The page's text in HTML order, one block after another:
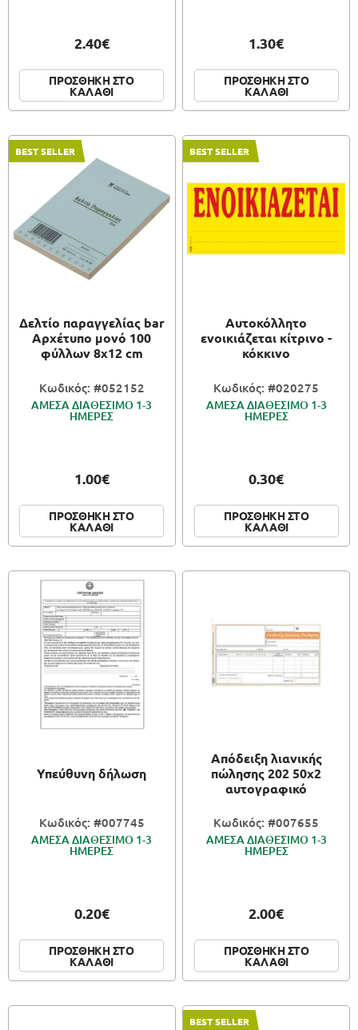
2.40€
ΠΡΟΣΘΗΚΗ ΣΤΟ
ΚΑΛΑΘΙ
1.30€
ΠΡΟΣΘΗΚΗ ΣΤΟ
ΚΑΛΑΘΙ
BEST SELLER
Δελτίο παραγγελίας bar
Αρχέτυπο μονό 100
φύλλων 8x12 cm
Κωδικός: #052152
ΑΜΕΣΑ ΔΙΑΘΕΣΙΜΟ 1-3
ΗΜΕΡΕΣ
1.00€
ΠΡΟΣΘΗΚΗ ΣΤΟ
ΚΑΛΑΘΙ
BEST SELLER
Αυτοκόλλητο
ενοικιάζεται κίτρινο -
κόκκινο
Κωδικός: #020275
ΑΜΕΣΑ ΔΙΑΘΕΣΙΜΟ 1-3
ΗΜΕΡΕΣ
0.30€
ΠΡΟΣΘΗΚΗ ΣΤΟ
ΚΑΛΑΘΙ
Υπεύθυνη δήλωση
Κωδικός: #007745
ΑΜΕΣΑ ΔΙΑΘΕΣΙΜΟ 1-3
ΗΜΕΡΕΣ
0.20€
ΠΡΟΣΘΗΚΗ ΣΤΟ
ΚΑΛΑΘΙ
Απόδειξη λιανικής
πώλησης 202 50x2
αυτογραφικό
Κωδικός: #007655
ΑΜΕΣΑ ΔΙΑΘΕΣΙΜΟ 1-3
ΗΜΕΡΕΣ
2.00€
ΠΡΟΣΘΗΚΗ ΣΤΟ
ΚΑΛΑΘΙ
BEST SELLER